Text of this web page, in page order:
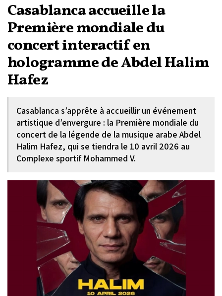
Casablanca accueille la
Première mondiale du
concert interactif en
hologramme de Abdel Halim
Hafez
Casablanca s’apprête à accueillir un événement
artistique d’envergure : la Première mondiale du
concert de la légende de la musique arabe Abdel
Halim Hafez, qui se tiendra le 10 avril 2026 au
Complexe sportif Mohammed V.